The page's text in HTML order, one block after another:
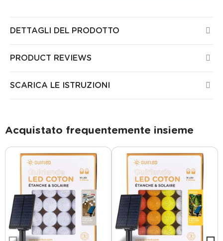
DETTAGLI DEL PRODOTTO
PRODUCT REVIEWS
SCARICA LE ISTRUZIONI
Acquistato frequentemente insieme